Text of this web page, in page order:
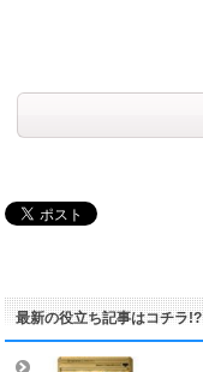
最新の役立ち記事はコチラ!?